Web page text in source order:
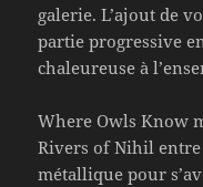
galerie. L’ajout de
partie progressive
chaleureuse à
Where Owls Know
Rivers of Nihil
métallique pour